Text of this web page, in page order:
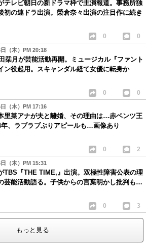
テレビ朝日の新ドラマ枠で主演報道。事務所独
初の連ドラ出演。榮倉奈々出演の注目作に続き
0 0
（木）PM 20:18
栞月が芸能活動再開。ミュージカル『ファント
ン役起用。スキャンダル経て女優に転身か
0 0
（木）PM 17:16
里菜アナが夫と離婚、その理由は…赤ベンツ王
、ラブラブぶりアピールも…画像あり
0 2
（木）PM 15:31
TBS『THE TIME,』出演。双極性障害公表の理
芸能活動語る。子供からの言葉明かし批判も…
0 3
もっと見る